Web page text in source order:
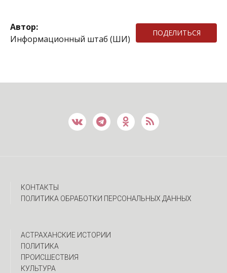
Автор:
Информационный штаб (ШИ)
ПОДЕЛИТЬСЯ
КОНТАКТЫ
ПОЛИТИКА ОБРАБОТКИ ПЕРСОНАЛЬНЫХ ДАННЫХ
АСТРАХАНСКИЕ ИСТОРИИ
ПОЛИТИКА
ПРОИСШЕСТВИЯ
КУЛЬТУРА